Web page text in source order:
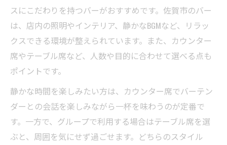
スにこだわりを持つバーがおすすめです。佐賀市のバー
は、店内の照明やインテリア、静かなBGMなど、リラッ
クスできる環境が整えられています。また、カウンター
席やテーブル席など、人数や目的に合わせて選べる点も
ポイントです。
静かな時間を楽しみたい方は、カウンター席でバーテン
ダーとの会話を楽しみながら一杯を味わうのが定番で
す。一方で、グループで利用する場合はテーブル席を選
ぶと、周囲を気にせず過ごせます。どちらのスタイル